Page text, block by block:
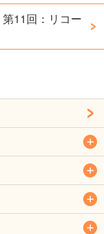
11回：リコー